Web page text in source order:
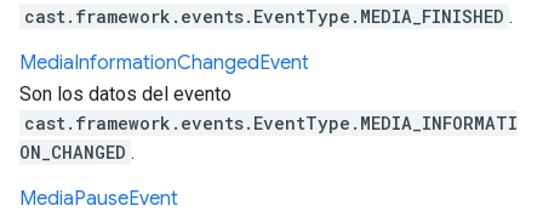
cast.framework.events.EventType.MEDIA_FINISHED .
MediaInformationChangedEvent
Son los datos del evento
cast.framework.events.EventType.MEDIA_INFORMATI
ON_CHANGED .
MediaPauseEvent